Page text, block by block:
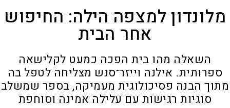
מלונדון למצפה הילה: החיפוש
אחר הבית
השאלה מהו בית הפכה כמעט לקלישאה
ספרותית. אילנה וייזר־סנש מצליחה לטפל בה
מתוך הבנה פסיכולוגית מעמיקה, בספר שמשלב
סוגיות רגישות עם עלילה אמינה וסוחפת